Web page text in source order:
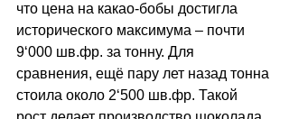
что цена на какао-бобы достигла
исторического максимума – почти
9‘000 шв.фр. за тонну. Для
сравнения, ещё пару лет назад тонна
стоила около 2‘500 шв.фр. Такой